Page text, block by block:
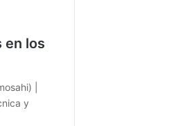
en los
|
y